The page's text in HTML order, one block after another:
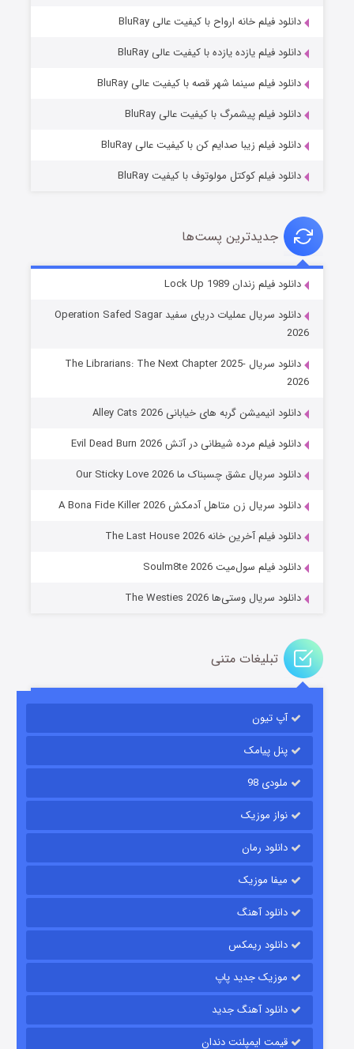
شوهر
عملیات آپارتمان
قسمت۲ (زیرنویس) منتشر شد
مردگان متحرک: شهر مرده ۳
قسمت
دانلود فیلم خانه ارواح با کیفیت عالی BluRay
دانلود فیلم یازده یازده با کیفیت عالی BluRay
دانلود فیلم سینما شهر قصه با کیفیت عالی BluRay
دانلود فیلم پیشمرگ با کیفیت عالی BluRay
دانلود فیلم زیبا صدایم کن با کیفیت عالی BluRay
دانلود فیلم کوکتل مولوتوف با کیفیت BluRay
جدیدترین پست‌ها
دانلود فیلم زندان Lock Up 1989
دانلود سریال عملیات دریای سفید Operation Safed Sagar
2026
دانلود سریال The Librarians: The Next Chapter 2025-
2026
دانلود انیمیشن گربه های خیابانی Alley Cats 2026
دانلود فیلم مرده شیطانی در آتش Evil Dead Burn 2026
دانلود سریال عشق چسبناک ما Our Sticky Love 2026
دانلود سریال زن متاهل آدمکش A Bona Fide Killer 2026
دانلود فیلم آخرین خانه The Last House 2026
دانلود فیلم سول‌میت Soulm8te 2026
دانلود سریال وستی‌ها The Westies 2026
تبلیغات متنی
آپ تیون
پنل پیامک
ملودی 98
نواز موزیک
دانلود رمان
میفا موزیک
دانلود آهنگ
دانلود ریمکس
موزیک جدید پاپ
دانلود آهنگ جدید
قیمت ایمپلنت دندان